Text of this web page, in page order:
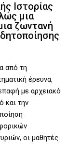
Ιστορίας
μια
ζωντανή
από τη
έρευνα,
με αρχειακό
και την
οι μαθητές